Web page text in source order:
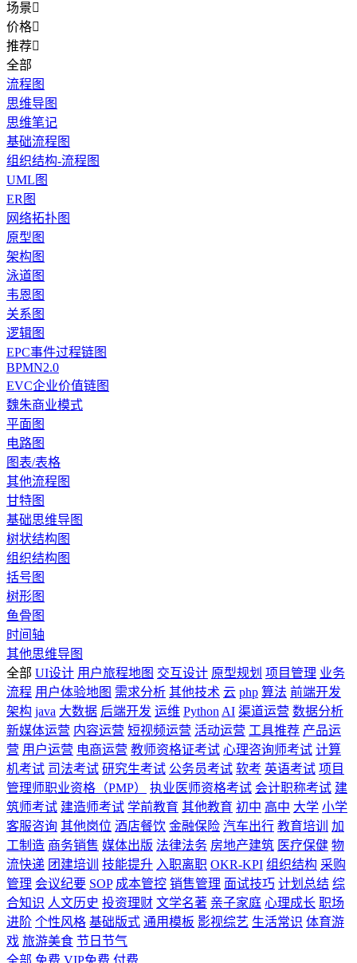
场景
价格
推荐
全部
流程图
思维导图
思维笔记
基础流程图
组织结构-流程图
UML图
ER图
网络拓扑图
原型图
架构图
泳道图
韦恩图
关系图
逻辑图
EPC事件过程链图
BPMN2.0
EVC企业价值链图
魏朱商业模式
平面图
电路图
图表/表格
其他流程图
甘特图
基础思维导图
树状结构图
组织结构图
括号图
树形图
鱼骨图
时间轴
其他思维导图
全部 UI设计 用户旅程地图 交互设计 原型规划 项目管理 业务
流程 用户体验地图 需求分析 其他技术 云 php 算法 前端开发
架构 java 大数据 后端开发 运维 Python AI 渠道运营 数据分析
新媒体运营 内容运营 短视频运营 活动运营 工具推荐 产品运
营 用户运营 电商运营 教师资格证考试 心理咨询师考试 计算
机考试 司法考试 研究生考试 公务员考试 软考 英语考试 项目
管理师职业资格（PMP）
执业医师资格考试 会计职称考试 建
筑师考试 建造师考试 学前教育 其他教育 初中 高中 大学 小学
客服咨询 其他岗位 酒店餐饮 金融保险 汽车出行 教育培训
加
工制造 商务销售 媒体出版 法律法务 房地产建筑 医疗保健 物
流快递 团建培训 技能提升 入职离职 OKR-KPI 组织结构 采购
管理 会议纪要 SOP 成本管控 销售管理 面试技巧 计划总结 综
合知识 人文历史 投资理财 文学名著 亲子家庭 心理成长 职场
进阶 个性风格 基础版式 通用模板 影视综艺 生活常识 体育游
戏 旅游美食 节日节气
全部 免费 VIP免费 付费